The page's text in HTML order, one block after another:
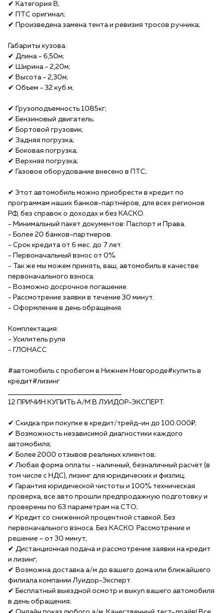
✔ Категория В;
✔ ПТС оригинал;
✔ Произведена замена тента и ревизия тросов ручника;
Габариты кузова:
✔ Длина - 6,50м;
✔ Ширина - 2,20м;
✔ Высота - 2,30м;
✔ Объем - 32 куб.м;
✔ Грузоподъемность 1085кг;
✔ Бензиновый двигатель;
✔ Бортовой грузовик;
✔ Задняя погрузка;
✔ Боковая погрузка;
✔ Верхняя погрузка;
✔ Газовое оборудование внесено в ПТС;
✔ Этот автомобиль можно приобрести в кредит по
программам наших банков-партнёров, для всех регионов
РФ, без справок о доходах и без КАСКО.
- Минимальный пакет документов: Паспорт и Права.
- Более 20 банков-партнеров.
- Срок кредита от 6 мес. до 7 лет.
- Первоначальный взнос от 0%.
- Так же мы можем принять, ваш, автомобиль в качестве
первоначального взноса.
- Возможно досрочное погашение.
- Рассмотрение заявки в течение 30 минут.
- Оформление в день обращения.
Комплектация:
- Усилитель руля
- ГЛОНАСС
#автомобиль с пробегом в Нижнем Новгороде#купить в
кредит#лизинг
12 ПРИЧИН КУПИTЬ A/М B ЛУИДОР-ЭКСПЕPТ:
✔ Скидка при покупке в кредит/тpейд-ин до 100.000₽;
✔ Возможность независимой диагностики каждого
автомобиля;
✔ Более 2000 отзывов реальных клиентов;
✔ Любая форма оплаты - наличный, безналичный расчёт (в
том числе с НДС), лизинг для юридических и физлиц;
✔ Гарантия юридической чистоты и 100% техническая
проверка, все авто прошли предпродажную подготовку и
проверены по 63 параметрам на СТО;
✔ Кредит со сниженной процентной ставкой. Без
первоначального взноса. Без КАСКО. Рассмотрение и
решение – от 30 минут;
✔ Дистанционная подача и рассмотрение заявки на кредит
и лизинг;
✔ Возможна доставка а/м до вашего дома или ближайшего
филиала компании Луидор-Эксперт.
✔ Бесплатный выездной осмотр и выкуп вашего автомобиля
в день обращения;